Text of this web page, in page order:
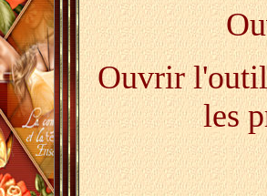
Ouvrir l'outil
les